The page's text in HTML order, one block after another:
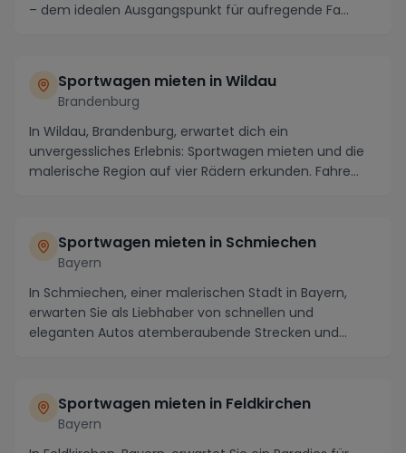
– dem idealen Ausgangspunkt für aufregende Fa...
Sportwagen mieten in Wildau
Brandenburg
In Wildau, Brandenburg, erwartet dich ein
unvergessliches Erlebnis: Sportwagen mieten und die
malerische Region auf vier Rädern erkunden. Fahre
Sportwagen mieten in Schmiechen
Bayern
In Schmiechen, einer malerischen Stadt in Bayern,
erwarten Sie als Liebhaber von schnellen und
eleganten Autos atemberaubende Strecken und
Sportwagen mieten in Feldkirchen
Bayern